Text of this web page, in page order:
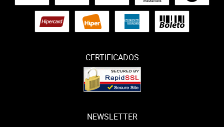
CERTIFICADOS
NEWSLETTER